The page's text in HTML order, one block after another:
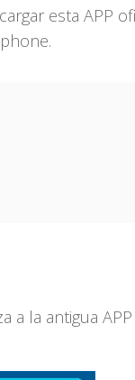
esta APP
a la antigua